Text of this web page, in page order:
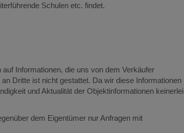
Schulen etc. findet.
Informationen, die uns von dem Verkäufer
Dritte ist nicht gestattet. Da wir diese Informationen
und Aktualität der Objektinformationen keinerlei
dem Eigentümer nur Anfragen mit